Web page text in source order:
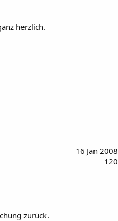
herzlich.
16 Jan 2008
120
zurück.